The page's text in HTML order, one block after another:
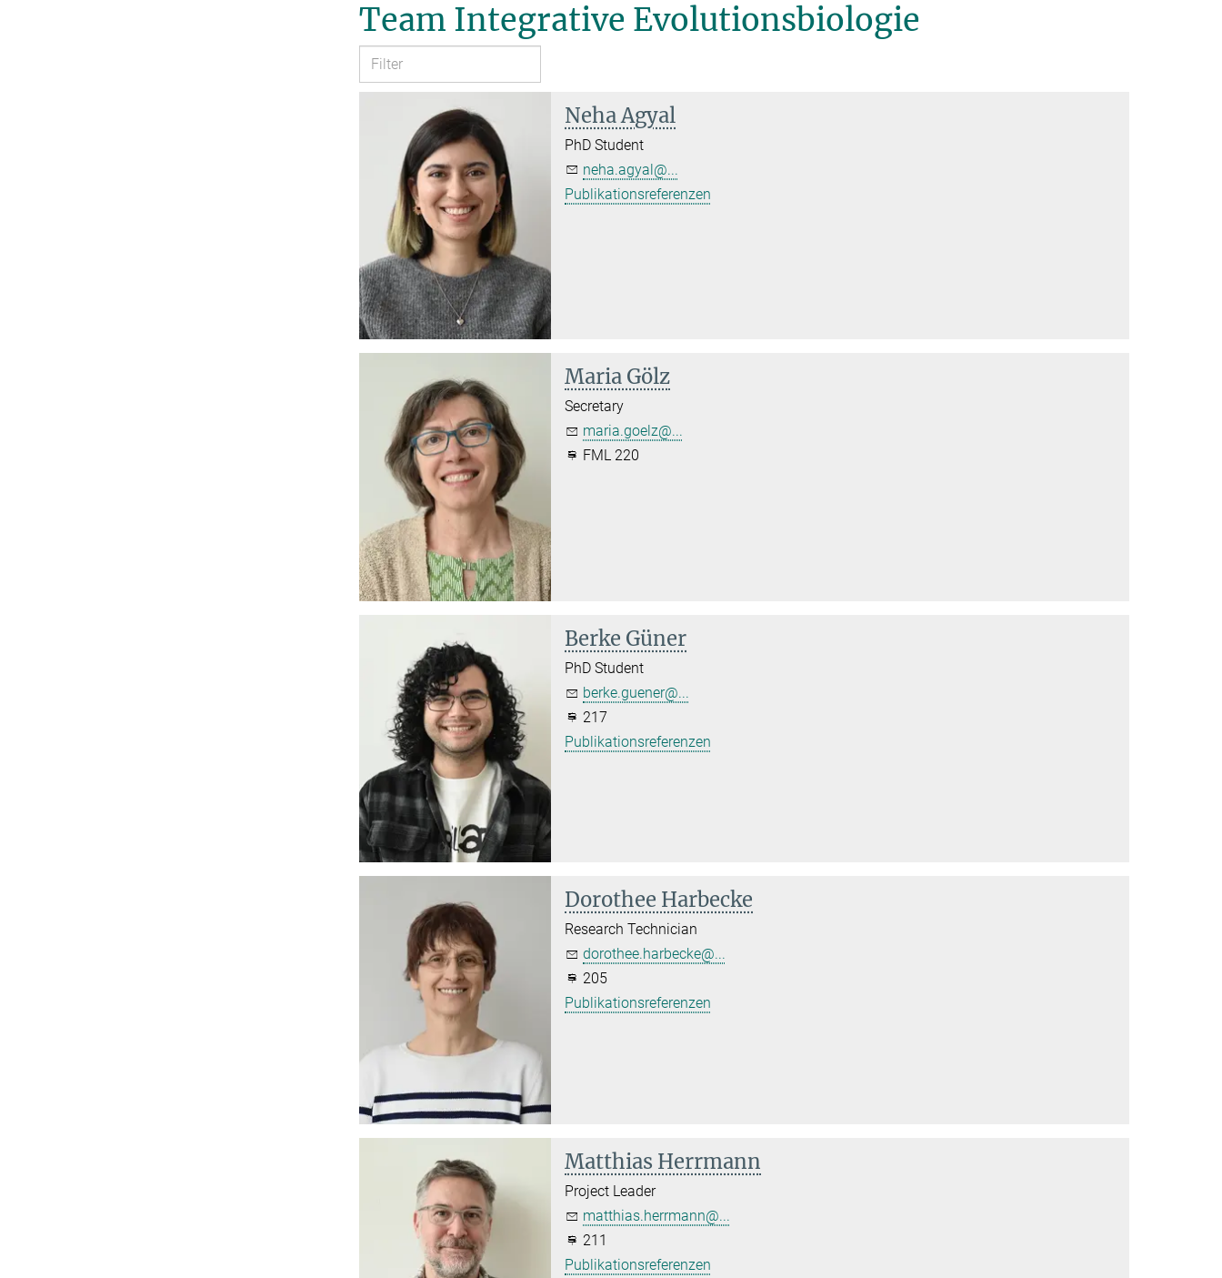
Team Integrative Evolutionsbiologie
Neha Agyal
PhD Student
neha.agyal@...
Publikationsreferenzen
Maria Gölz
Secretary
maria.goelz@...
FML 220
Berke Güner
PhD Student
berke.guener@...
217
Publikationsreferenzen
Dorothee Harbecke
Research Technician
dorothee.harbecke@...
205
Publikationsreferenzen
Matthias Herrmann
Project Leader
matthias.herrmann@...
211
Publikationsreferenzen